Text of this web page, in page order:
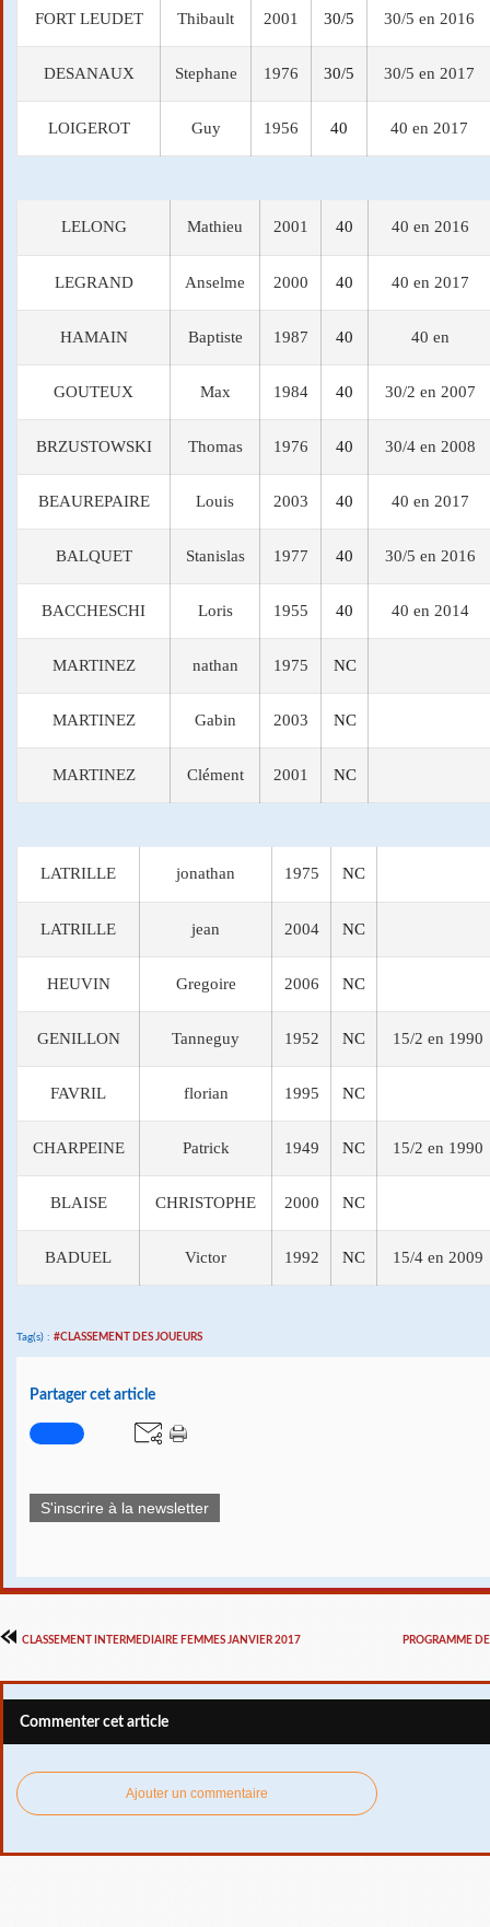
FORT LEUDET Thibault 2001 30/5 30/5 en 2016
DESANAUX Stephane 1976 30/5 30/5 en 2017
LOIGEROT Guy 1956 40 40 en 2017
LELONG Mathieu 2001 40 40 en 2016
LEGRAND Anselme 2000 40 40 en 2017
HAMAIN Baptiste 1987 40 40 en
GOUTEUX Max 1984 40 30/2 en 2007
BRZUSTOWSKI Thomas 1976 40 30/4 en 2008
BEAUREPAIRE Louis 2003 40 40 en 2017
BALQUET Stanislas 1977 40 30/5 en 2016
BACCHESCHI Loris 1955 40 40 en 2014
MARTINEZ nathan 1975 NC
MARTINEZ Gabin 2003 NC
MARTINEZ Clément 2001 NC
LATRILLE jonathan 1975 NC
LATRILLE jean 2004 NC
HEUVIN Gregoire 2006 NC
GENILLON Tanneguy 1952 NC 15/2 en 1990
FAVRIL florian 1995 NC
CHARPEINE Patrick 1949 NC 15/2 en 1990
BLAISE CHRISTOPHE 2000 NC
BADUEL Victor 1992 NC 15/4 en 2009
Tag(s) : #CLASSEMENT DES JOUEURS
Partager cet article
S'inscrire à la newsletter
CLASSEMENT INTERMEDIAIRE FEMMES JANVIER 2017 PROGRAMME
Commenter cet article
Ajouter un commentaire